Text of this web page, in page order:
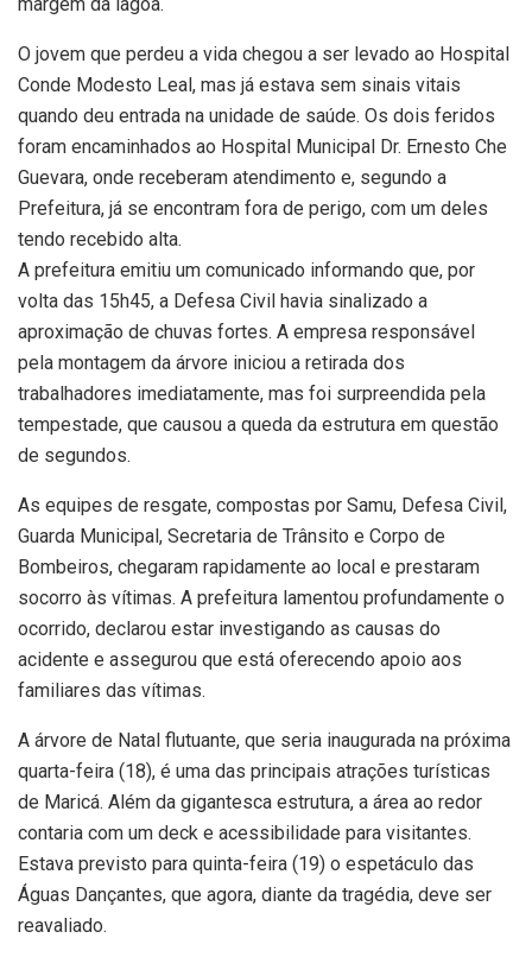
margem da lagoa.
O jovem que perdeu a vida chegou a ser levado ao Hospital
Conde Modesto Leal, mas já estava sem sinais vitais
quando deu entrada na unidade de saúde. Os dois feridos
foram encaminhados ao Hospital Municipal Dr. Ernesto Che
Guevara, onde receberam atendimento e, segundo a
Prefeitura, já se encontram fora de perigo, com um deles
tendo recebido alta.
A prefeitura emitiu um comunicado informando que, por
volta das 15h45, a Defesa Civil havia sinalizado a
aproximação de chuvas fortes. A empresa responsável
pela montagem da árvore iniciou a retirada dos
trabalhadores imediatamente, mas foi surpreendida pela
tempestade, que causou a queda da estrutura em questão
de segundos.
As equipes de resgate, compostas por Samu, Defesa Civil,
Guarda Municipal, Secretaria de Trânsito e Corpo de
Bombeiros, chegaram rapidamente ao local e prestaram
socorro às vítimas. A prefeitura lamentou profundamente o
ocorrido, declarou estar investigando as causas do
acidente e assegurou que está oferecendo apoio aos
familiares das vítimas.
A árvore de Natal flutuante, que seria inaugurada na próxima
quarta-feira (18), é uma das principais atrações turísticas
de Maricá. Além da gigantesca estrutura, a área ao redor
contaria com um deck e acessibilidade para visitantes.
Estava previsto para quinta-feira (19) o espetáculo das
Águas Dançantes, que agora, diante da tragédia, deve ser
reavaliado.